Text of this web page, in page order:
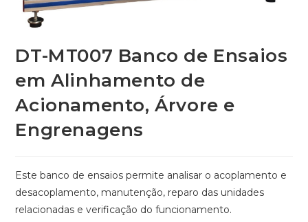
DT-MT007 Banco de Ensaios
em Alinhamento de
Acionamento, Árvore e
Engrenagens
Este banco de ensaios permite analisar o acoplamento e
desacoplamento, manutenção, reparo das unidades
relacionadas e verificação do funcionamento.